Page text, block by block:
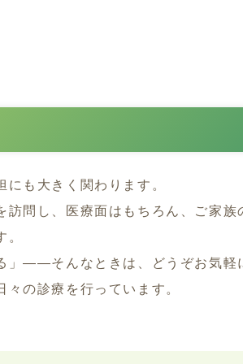
も大きく関わります。
問し、医療面はもちろん、ご家族
」——そんなときは、どうぞお気軽
の診療を行っています。